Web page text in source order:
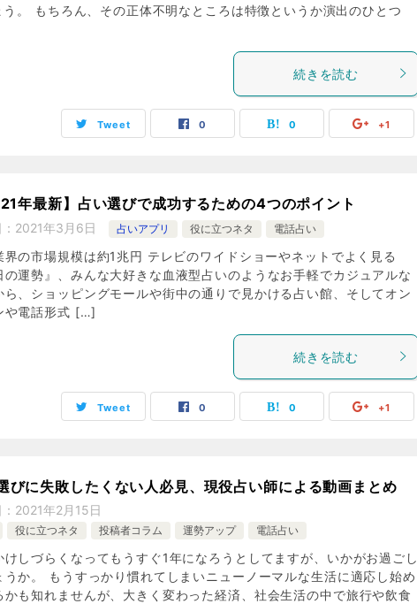
。 もちろん、その正体不明なところは特徴というか演出のひとつ
続きを読む
Tweet 0 0 +1
年最新】占い選びで成功するための4つのポイント
2021年3月6日 占いアプリ 役に立つネタ 電話占い
界の市場規模は約1兆円 テレビのワイドショーやネットでよく見る
の運勢』、みんな大好きな血液型占いのようなお手軽でカジュアルな
ら、ショッピングモールや街中の通りで見かける占い館、そしてオン
や電話形式 […]
続きを読む
Tweet 0 0 +1
びに失敗したくない人必見、現役占い師による動画まとめ
2021年2月15日
役に立つネタ 投稿者コラム 運勢アップ 電話占い
けしづらくなってもうすぐ1年になろうとしてますが、いかがお過ごし
うか。 もうすっかり慣れてしまいニューノーマルな生活に適応し始め
かも知れませんが、大きく変わった経済、社会生活の中で旅行や飲食